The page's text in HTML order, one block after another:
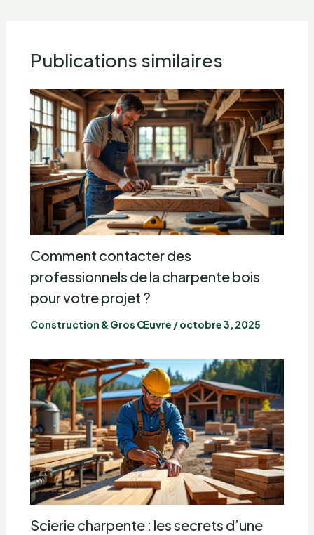
Publications similaires
Comment contacter des
professionnels de la charpente bois
pour votre projet ?
Construction & Gros Œuvre /octobre 3, 2025
Scierie charpente : les secrets d’une